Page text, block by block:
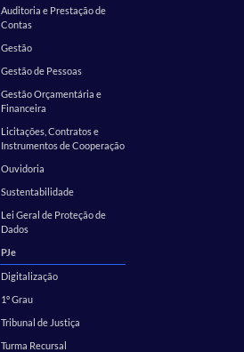
Auditoria e Prestação de
Contas
Gestão
Gestão de Pessoas
Gestão Orçamentária e
Financeira
Licitações, Contratos e
Instrumentos de Cooperação
Ouvidoria
Sustentabilidade
Lei Geral de Proteção de
Dados
PJe
Digitalização
1º Grau
Tribunal de Justiça
Turma Recursal